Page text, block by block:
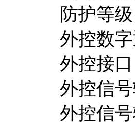
防护等
外控数
外控接
外控信
外控信